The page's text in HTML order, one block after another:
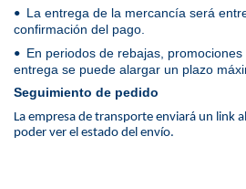
• La entrega de la mercancía será
confirmación del pago.
• En periodos de rebajas,
entrega se puede alargar un plazo
Seguimiento de pedido
La empresa de transporte enviará un link
poder ver el estado del envío.